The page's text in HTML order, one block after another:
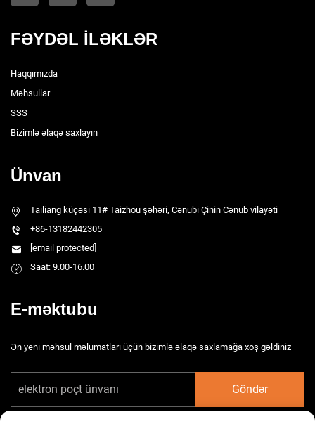
FƏYDƏL İLƏKLƏR
Haqqımızda
Məhsullar
SSS
Bizimlə əlaqə saxlayın
Ünvan
Tailiang küçəsi 11# Taizhou şəhəri, Cənubi Çinin Cənub vilayəti
+86-13182442305
[email protected]
Saat: 9.00-16.00
E-məktubu
Ən yeni məhsul məlumatları üçün bizimlə əlaqə saxlamağa xoş gəldiniz
Göndər